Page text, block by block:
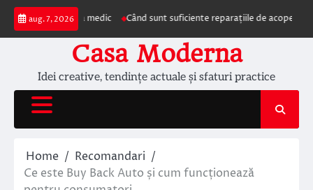
Skip
content
aug. 7, 2026
la medic Când sunt suficiente reparațiile de acoperiș și când
Casa Moderna
Idei creative, tendințe actuale și sfaturi practice
Home
Recomandari
Ce este Buy Back Auto și cum funcționează